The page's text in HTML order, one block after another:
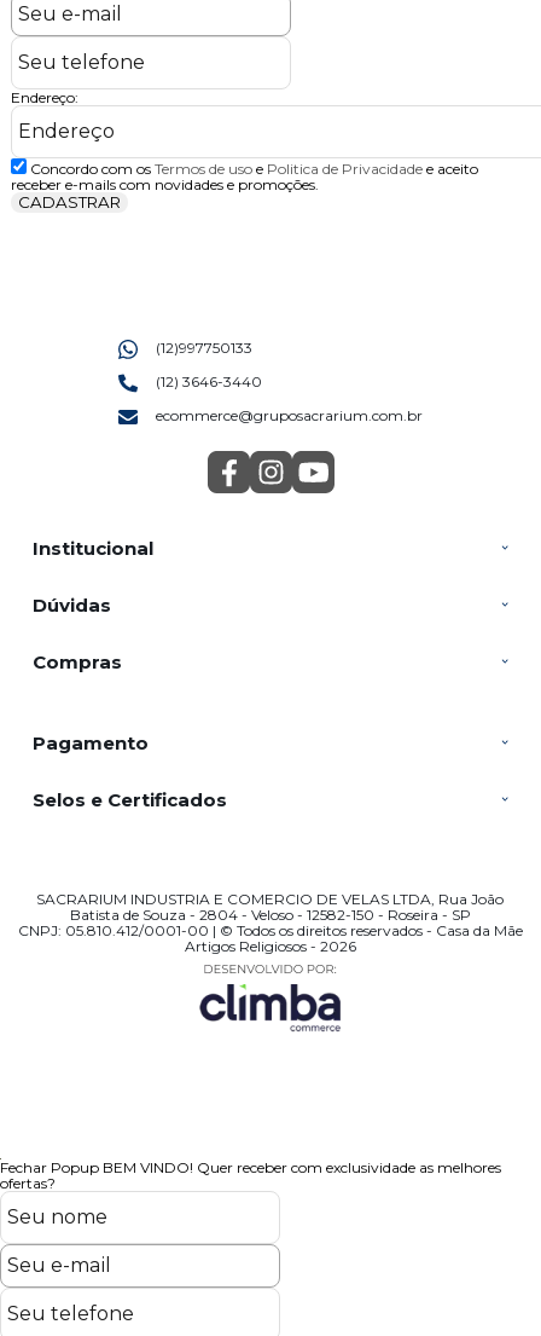
Endereço:
Concordo com os Termos de usoe Politica de Privacidadee aceito
receber e-mails com novidades e promoções.
CADASTRAR
Institucional
Dúvidas
Compras
(12)997750133
(12) 3646-3440
ecommerce@gruposacrarium.com.br
Pagamento
Selos e Certificados
SACRARIUM INDUSTRIA E COMERCIO DE VELAS LTDA, Rua João
Batista de Souza - 2804 - Veloso - 12582-150 - Roseira - SP
CNPJ: 05.810.412/0001-00 | © Todos os direitos reservados - Casa da Mãe
Artigos Religiosos - 2026
Fechar Popup BEM VINDO! Quer receber com exclusividade as melhores
ofertas?